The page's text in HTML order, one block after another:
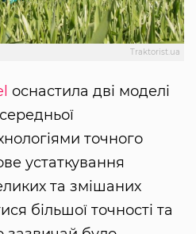
Traktorist.ua
оснастила дві моделі
точного
устаткування
та змішаних
більшої точності та